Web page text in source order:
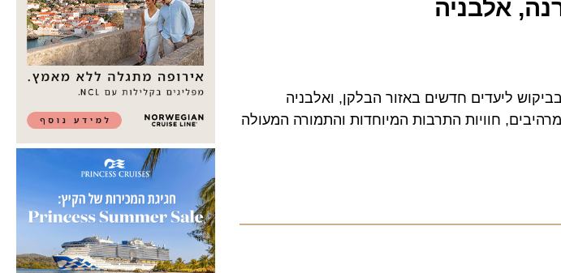
אלבניה
ליעדים חדשים באזור הבלקן, ואלבניה
חוויות התרבות המיוחדות והתמורה המעולה